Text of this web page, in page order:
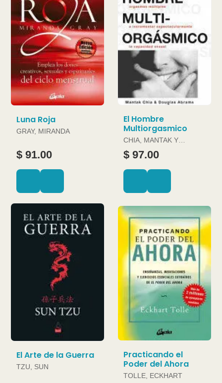
Luna Roja
GRAY, MIRANDA
$ 91.00
El Hombre
Multiorgasmico
CHIA, MANTAK Y
DOUGLAS ABRAMS
$ 97.00
El Arte de la Guerra
TZU, SUN
Practicando el
Poder del Ahora
TOLLE, ECKHART